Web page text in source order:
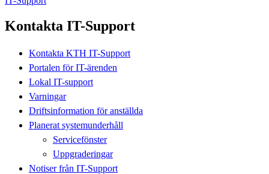
Kontakta IT-Support
Kontakta KTH IT-Support
Portalen för IT-ärenden
Lokal IT-support
Varningar
Driftsinformation för anställda
Planerat systemunderhåll
Servicefönster
Uppgraderingar
Notiser från IT-Support